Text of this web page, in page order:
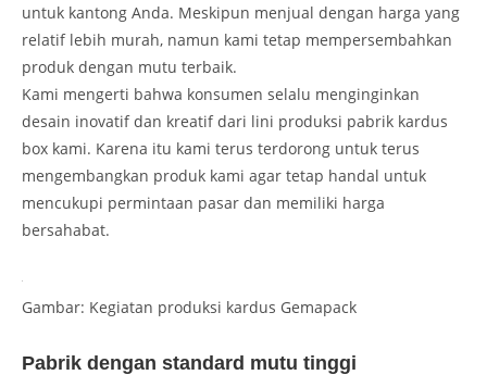
untuk kantong Anda. Meskipun menjual dengan harga yang
relatif lebih murah, namun kami tetap mempersembahkan
produk dengan mutu terbaik.
Kami mengerti bahwa konsumen selalu menginginkan
desain inovatif dan kreatif dari lini produksi pabrik kardus
box kami. Karena itu kami terus terdorong untuk terus
mengembangkan produk kami agar tetap handal untuk
mencukupi permintaan pasar dan memiliki harga
bersahabat.
Gambar: Kegiatan produksi kardus Gemapack
Pabrik dengan standard mutu tinggi